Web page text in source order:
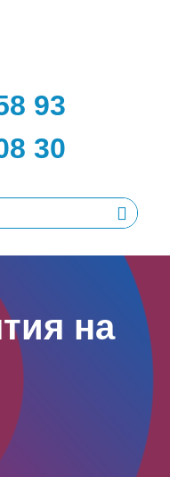
93
30
на